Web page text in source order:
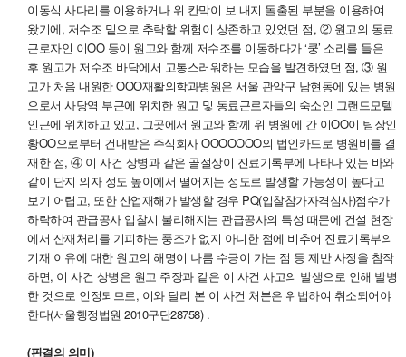
이동식 사다리를 이용하거나 위 칸막이 보 내지 돌출된 부분을 이용하여
왔기에, 저수조 밑으로 추락할 위험이 상존하고 있었던 점, ② 원고의 동료
근로자인 이OO 등이 원고와 함께 저수조를 이동하다가 ‘쿵’ 소리를 들은
후 원고가 저수조 바닥에서 고통스러워하는 모습을 발견하였던 점, ③ 원
고가 처음 내원한 OOO재활의학과병원은 서울 관악구 남현동에 있는 병원
으로서 사당역 부근에 위치한 원고 및 동료근로자들의 숙소인 그랜드모텔
인근에 위치하고 있고, 그곳에서 원고와 함께 위 병원에 간 이OO이 팀장인
황OO으로부터 건내받은 주식회사 OOOOOOO의 법인카드로 병원비를 결
재한 점, ④ 이 사건 상병과 같은 골절상이 진료기록부에 나타나 있는 바와
같이 단지 의자 정도 높이에서 떨어지는 정도로 발생할 가능성이 높다고
보기 어렵고, 또한 산업재해가 발생할 경우 PQ(입찰참가자격심사)점수가
하락하여 관급공사 입찰시 불리해지는 관급공사의 특성 때문에 건설 현장
에서 산재처리를 기피하는 풍조가 없지 아니한 점에 비추어 진료기록부의
기재 이유에 대한 원고의 해명이 나름 수긍이 가는 점 등 제반 사정을 참작
하면, 이 사건 상병은 원고 주장과 같은 이 사건 사고의 발생으로 인해 발병
한 것으로 인정되므로, 이와 달리 본 이 사건 처분은 위법하여 취소되어야
한다(서울행정법원 2010구단28758) .
(판결의 의미)